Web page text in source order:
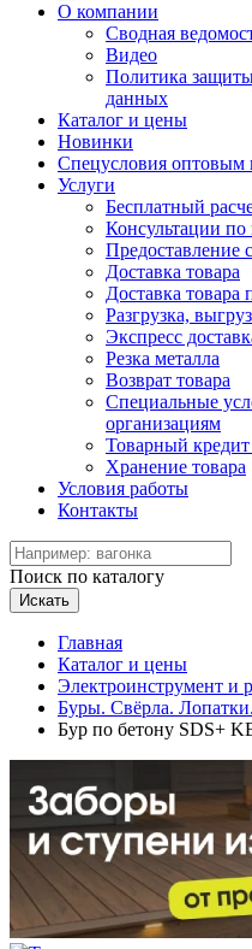
О компании
Сводная
Видео
Политика
данных
Каталог и цены
Новинки
Спецусловия оптовым
Услуги
Бесплатный
Консультации по
Предоставление
Доставка товара
Доставка товара
Разгрузка,
Экспресс
Резка металла
Возврат товара
Специальные
организациям
Товарный
Хранение товара
Условия работы
Контакты
Поиск по каталогу
Искать
Главная
Каталог и цены
Электроинструмент и
Буры. Свёрла.
Бур по бетону SDS+